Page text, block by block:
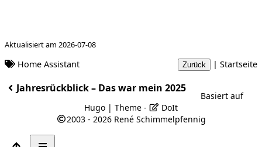
Aktualisiert am 2026-07-08
Home Assistant Zurück | Startseite
Jahresrückblick – Das war mein 2025
Basiert auf
Hugo| Theme -
DoIt
2003 - 2026 René Schimmelpfennig